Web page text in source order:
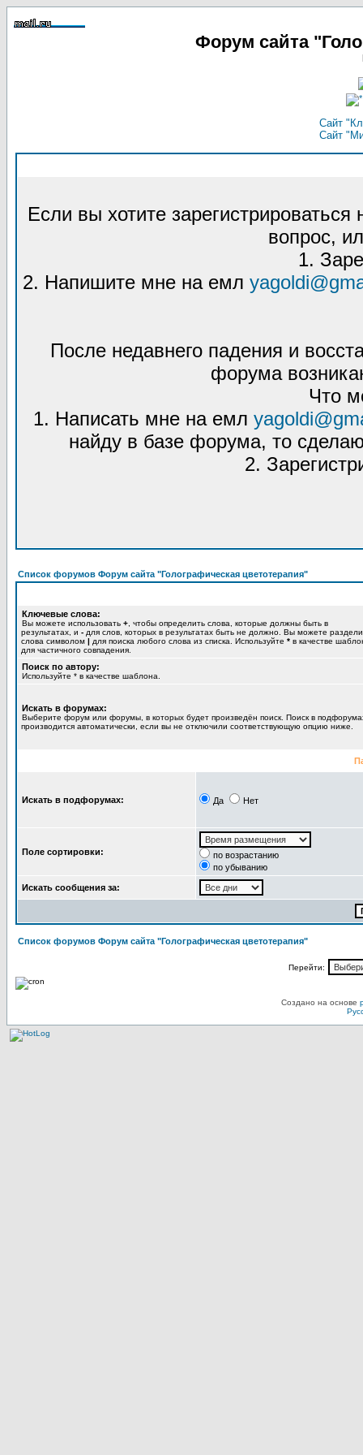
Форум сайта
Сайт
Сайт
Если вы хотите
вопрос,
1.
2. Напишите мне на емл
После недавнего падения и
форума
Что
1. Написать мне на емл
найду в базе форума, то
2.
Список форумов Форум сайта "Голографическая цветотерапия"
Ключевые слова:
Вы можете использовать + , чтобы определить слова, которые должны быть в
результатах, и - для слов, которых в результатах быть не должно. Вы можете
слова символом | для поиска любого слова из списка. Используйте * в качестве
для частичного совпадения.
Поиск по автору:
Используйте * в качестве шаблона.
Искать в форумах:
Выберите форум или форумы, в которых будет произведён поиск. Поиск в
производится автоматически, если вы не отключили соответствующую опцию ниже.
Искать в подфорумах: Да Нет
Поле сортировки:
по возрастанию
по убыванию
Искать сообщения за:
Список форумов Форум сайта "Голографическая цветотерапия"
Перейти:
Создано на основе